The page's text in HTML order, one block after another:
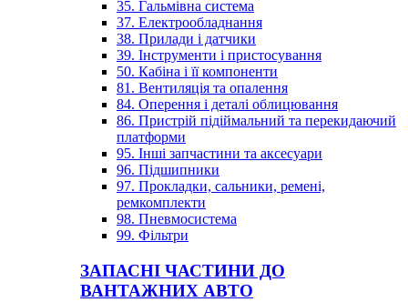
35. Гальмівна система
37. Електрообладнання
38. Прилади і датчики
39. Інструменти і пристосування
50. Кабіна і її компоненти
81. Вентиляція та опалення
84. Оперення і деталі облицювання
86. Пристрій підіймальний та перекидаючий
платформи
95. Інші запчастини та аксесуари
96. Підшипники
97. Прокладки, сальники, ремені,
ремкомплекти
98. Пневмосистема
99. Фільтри
ЗАПАСНІ ЧАСТИНИ ДО
ВАНТАЖНИХ АВТО